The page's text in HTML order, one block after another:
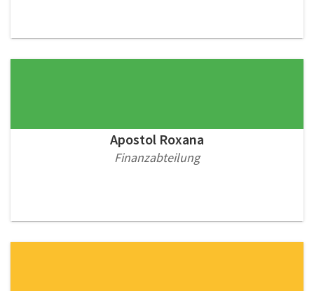
Apostol Roxana
Finanzabteilung